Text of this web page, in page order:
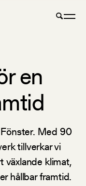
en
Med 90
tillverkar vi
växlande klimat,
hållbar framtid.